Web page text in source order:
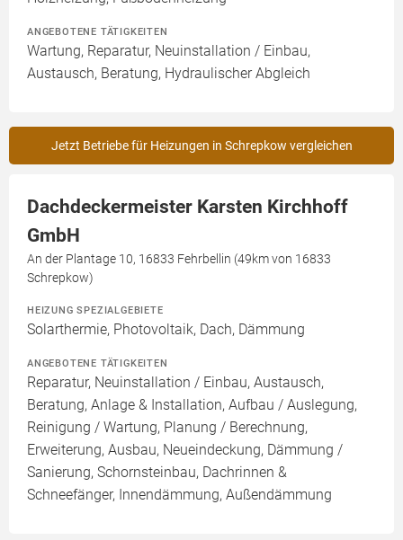
ANGEBOTENE TÄTIGKEITEN
Wartung, Reparatur, Neuinstallation / Einbau,
Austausch, Beratung, Hydraulischer Abgleich
Jetzt Betriebe für Heizungen in Schrepkow vergleichen
Dachdeckermeister Karsten Kirchhoff
GmbH
An der Plantage 10, 16833 Fehrbellin (49km von 16833
Schrepkow)
HEIZUNG SPEZIALGEBIETE
Solarthermie, Photovoltaik, Dach, Dämmung
ANGEBOTENE TÄTIGKEITEN
Reparatur, Neuinstallation / Einbau, Austausch,
Beratung, Anlage & Installation, Aufbau / Auslegung,
Reinigung / Wartung, Planung / Berechnung,
Erweiterung, Ausbau, Neueindeckung, Dämmung /
Sanierung, Schornsteinbau, Dachrinnen &
Schneefänger, Innendämmung, Außendämmung